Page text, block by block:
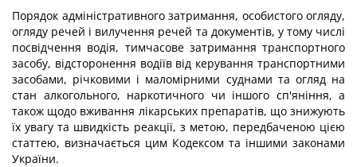
Порядок адміністративного затримання, особистого огляду,
огляду речей і вилучення речей та документів, у тому числі
посвідчення водія, тимчасове затримання транспортного
засобу, відсторонення водіїв від керування транспортними
засобами, річковими і маломірними суднами та огляд на
стан алкогольного, наркотичного чи іншого сп'яніння, а
також щодо вживання лікарських препаратів, що знижують
їх увагу та швидкість реакції, з метою, передбаченою цією
статтею, визначається цим Кодексом та іншими законами
України.